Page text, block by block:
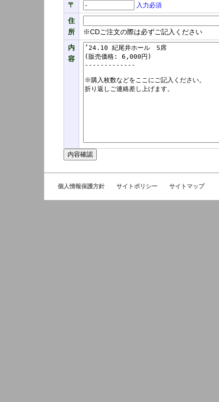
〒
入力必須
住
所
※CDご注文の際は必ずご記入ください
内
容
個人情報保護方針 サイトポリシー サイトマップ